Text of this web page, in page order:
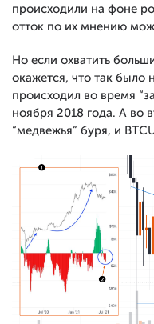
происходили на фоне
отток по их мнению
Но если охватить
окажется, что так было
происходил во время
ноября 2018 года. А во
“медвежья” буря, и